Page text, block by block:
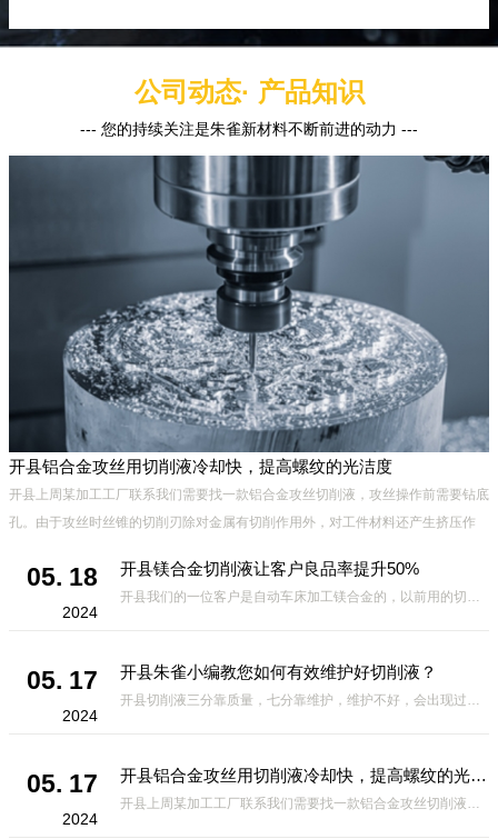
公司动态· 产品知识
--- 您的持续关注是朱雀新材料不断前进的动力 ---
开县铝合金攻丝用切削液冷却快，提高螺纹的光洁度
开县上周某加工工厂联系我们需要找一款铝合金攻丝切削液，攻丝操作前需要钻底
孔。由于攻丝时丝锥的切削刃除对金属有切削作用外，对工件材料还产生挤压作
05. 18
2024
开县镁合金切削液让客户良品率提升50%
05. 17
2024
开县朱雀小编教您如何有效维护好切削液？
05. 17
2024
开县铝合金攻丝用切削液冷却快，提高螺纹的光洁度